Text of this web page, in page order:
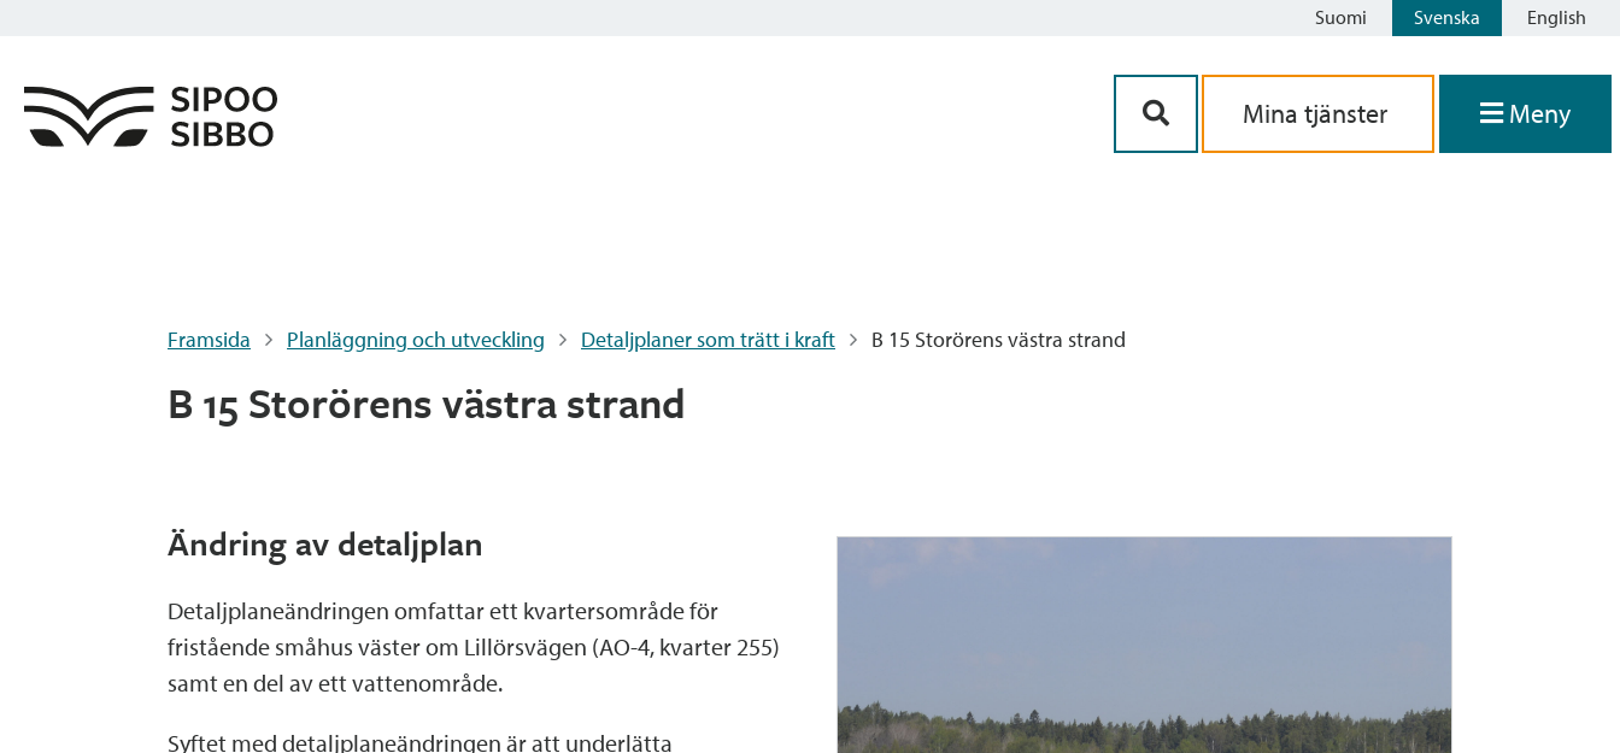
Suomi Svenska English
Mina tjänster Meny
Framsida Planläggning och utveckling Detaljplaner som trätt i kraft B 15 Storörens västra strand
B 15 Storörens västra strand
Ändring av detaljplan
Detaljplaneändringen omfattar ett kvartersområde för
fristående småhus väster om Lillörsvägen (AO-4, kvarter 255)
samt en del av ett vattenområde.
Syftet med detaljplaneändringen är att underlätta